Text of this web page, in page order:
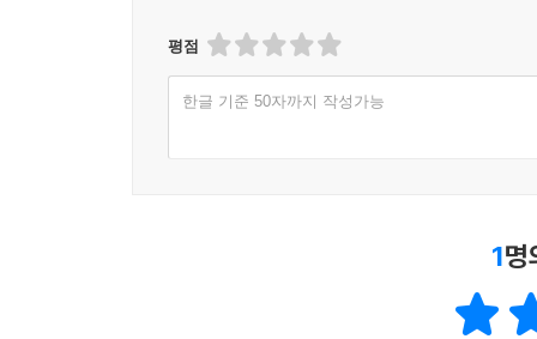
병증의 모호한 경계에 있는 현상들을 설명한다
망상증, 편집증 등을 다룬다. 이에 「바람과 함께
심화되고 생활이 팍팍한 한국 사회에서 병든 자
자아에 귀 기울이고 자아의 속임수에 흔들리지 않
우리는 진정 내가 주인이 되는 삶을 살 수 있다
저자가 강조하는 것은, 그 속성을 알게 됨으로
평점
한글 기준 50자까지 작성가능
1명